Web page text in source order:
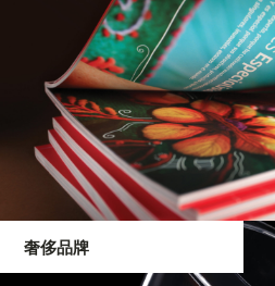
奢侈品牌